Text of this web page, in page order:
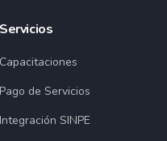
Servicios
Capacitaciones
Pago de Servicios
Integración SINPE